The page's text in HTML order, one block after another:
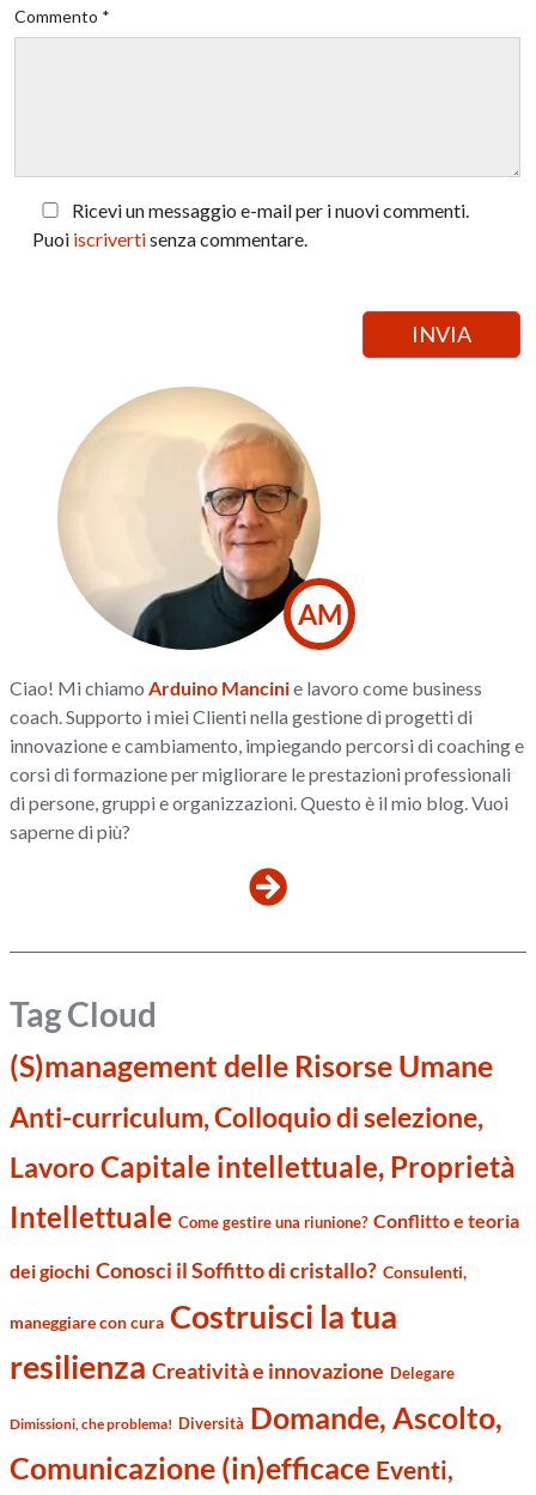
Commento *
Ricevi un messaggio e-mail per i nuovi commenti.
Puoi iscrivertisenza commentare.
AM
Ciao! Mi chiamo Arduino Mancinie lavoro come business
coach. Supporto i miei Clienti nella gestione di progetti di
innovazione e cambiamento, impiegando percorsi di coaching e
corsi di formazione per migliorare le prestazioni professionali
di persone, gruppi e organizzazioni. Questo è il mio blog. Vuoi
saperne di più?
Tag Cloud
(S)management delle Risorse Umane
Anti-curriculum, Colloquio di selezione,
LavoroCapitale intellettuale, Proprietà
Intellettuale Come gestire una riunione? Conflitto e teoria
dei giochi Conosci il Soffitto di cristallo? Consulenti,
maneggiare con cura Costruisci la tua
resilienza Creatività e innovazione Delegare
Dimissioni, che problema! Diversità Domande, Ascolto,
Comunicazione (in)efficace Eventi,